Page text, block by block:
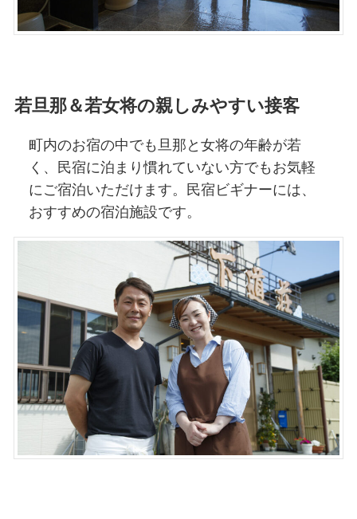
若旦那＆若女将の親しみやすい接客
町内のお宿の中でも旦那と女将の年齢が若
く、民宿に泊まり慣れていない方でもお気軽
にご宿泊いただけます。民宿ビギナーには、
おすすめの宿泊施設です。